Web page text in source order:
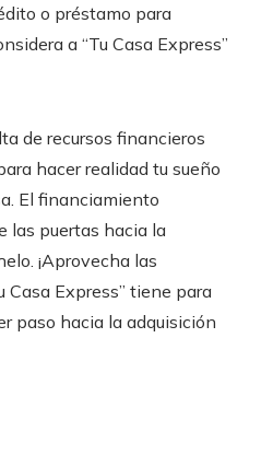
o préstamo para
a “Tu Casa Express”
de recursos financieros
hacer realidad tu sueño
El financiamiento
las puertas hacia la
¡Aprovecha las
Casa Express” tiene para
paso hacia la adquisición